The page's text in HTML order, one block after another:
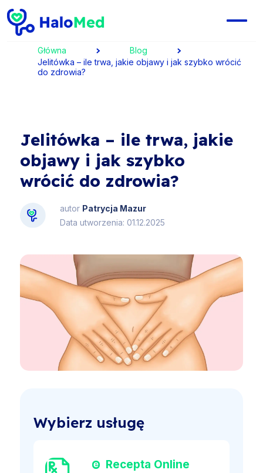
Główna
Blog
Jelitówka – ile trwa, jakie objawy i jak szybko wrócić
do zdrowia?
Jelitówka – ile trwa, jakie
objawy i jak szybko
wrócić do zdrowia?
autor Patrycja Mazur
Data utworzenia: 01.12.2025
Wybierz usługę
Recepta Online